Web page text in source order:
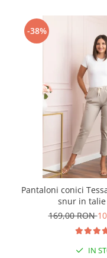
-38%
Pantaloni conici
snur in talie
169,00 RON
IN